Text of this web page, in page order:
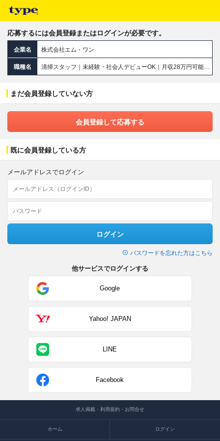
応募するには会員登録またはログインが必要です。
企業名 株式会社エム・ワン
職種名 清掃スタッフ｜未経験・社会人デビューOK｜月収28万円可能｜年間休日125日以上｜月2万円の独身寮あり
まだ会員登録していない方
会員登録して応募する
既に会員登録している方
メールアドレスでログイン
ログイン
パスワードを忘れた方はこちら
他サービスでログインする
Google
Yahoo! JAPAN
LINE
Facebook
求人掲載・利用規約・お問合せ
ホーム ログイン